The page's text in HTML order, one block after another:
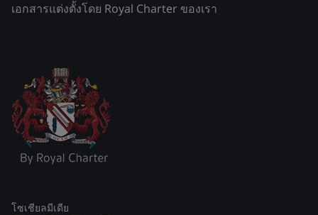
เอกสารแต่งตั้งโดย Royal Charter ของเรา
โซเชียลมีเดีย